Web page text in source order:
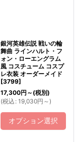
銀河英雄伝説 戦いの輪
舞曲 ラインハルト・フ
ォン・ローエングラム
風 コスチューム コスプ
レ衣装 オーダーメイド
[3799]
17,300円 ～ (税別)
(税込 : 19,030円 ～)
オプション選択